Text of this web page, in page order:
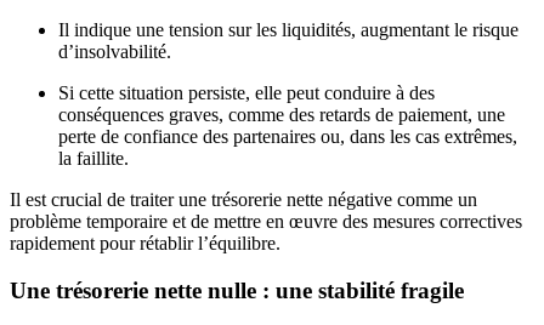
Il indique une tension sur les liquidités, augmentant le risque
d’insolvabilité.
Si cette situation persiste, elle peut conduire à des
conséquences graves, comme des retards de paiement, une
perte de confiance des partenaires ou, dans les cas extrêmes,
la faillite.
Il est crucial de traiter une trésorerie nette négative comme un
problème temporaire et de mettre en œuvre des mesures correctives
rapidement pour rétablir l’équilibre.
Une trésorerie nette nulle : une stabilité fragile